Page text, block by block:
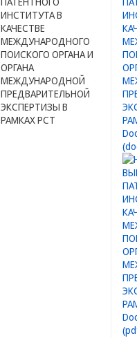
ИНСТИТУТА В
КАЧЕСТВЕ
МЕЖДУНАРОДНОГО
ПОИСКОГО ОРГАНА И
ОРГАНА
МЕЖДУНАРОДНОЙ
ПРЕДВАРИТЕЛЬНОЙ
ЭКСПЕРТИЗЫ В
РАМКАХ PCT